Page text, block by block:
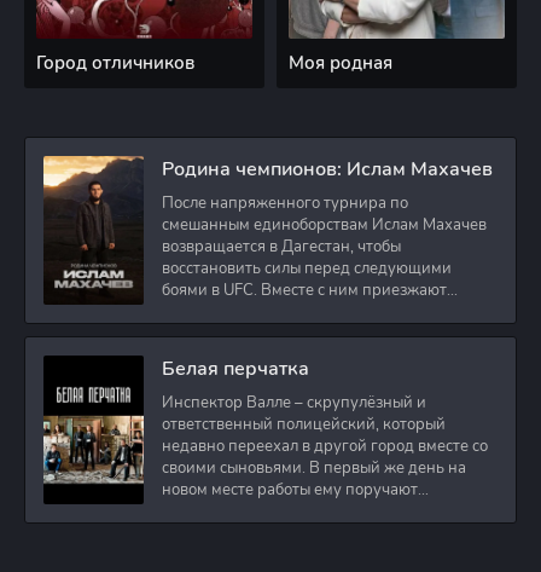
Город отличников Моя родная
Родина чемпионов: Ислам Махачев
После напряженного турнира по
смешанным единоборствам Ислам Махачев
возвращается в Дагестан, чтобы
восстановить силы перед следующими
боями в UFC. Вместе с ним приезжают
Белая перчатка
Инспектор Валле – скрупулёзный и
ответственный полицейский, который
недавно переехал в другой город вместе со
своими сыновьями. В первый же день на
новом месте работы ему поручают